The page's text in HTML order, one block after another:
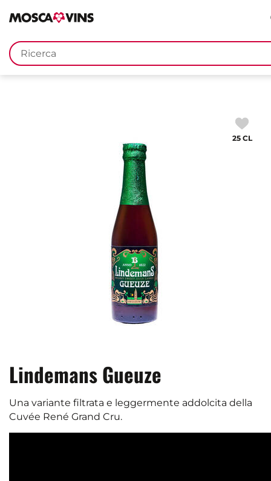
FR DE EN IT
Parole
chiave
25 CL
Lindemans Gueuze
Una variante filtrata e leggermente addolcita della
Cuvée René Grand Cru.